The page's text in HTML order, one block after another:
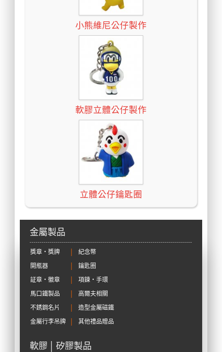
小熊維尼公仔製作
軟膠立體公仔製作
立體公仔鑰匙圈
金屬製品
獎章‧獎牌
紀念幣
開瓶器
鑰匙圈
証章‧徽章
項鍊‧手環
馬口鐵製品
高爾夫相關
不銹鋼名片
造型金屬磁鐵
金屬行李吊牌
其他禮品贈品
軟膠 │ 矽膠製品